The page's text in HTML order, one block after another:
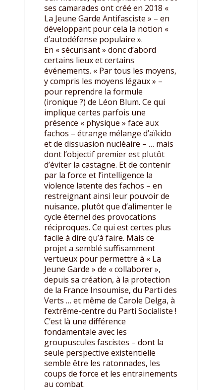
ses camarades ont créé en 2018 «
La Jeune Garde Antifasciste » – en
développant pour cela la notion «
d’autodéfense populaire ».
En « sécurisant » donc d’abord
certains lieux et certains
événements. « Par tous les moyens,
y compris les moyens légaux » –
pour reprendre la formule
(ironique ?) de Léon Blum. Ce qui
implique certes parfois une
présence « physique » face aux
fachos – étrange mélange d’aïkido
et de dissuasion nucléaire – … mais
dont l’objectif premier est plutôt
d’éviter la castagne. Et de contenir
par la force et l’intelligence la
violence latente des fachos – en
restreignant ainsi leur pouvoir de
nuisance, plutôt que d’alimenter le
cycle éternel des provocations
réciproques. Ce qui est certes plus
facile à dire qu’à faire. Mais ce
projet a semblé suffisamment
vertueux pour permettre à « La
Jeune Garde » de « collaborer »,
depuis sa création, à la protection
de la France Insoumise, du Parti des
Verts … et même de Carole Delga, à
l’extrême-centre du Parti Socialiste !
C’est là une différence
fondamentale avec les
groupuscules fascistes – dont la
seule perspective existentielle
semble être les ratonnades, les
coups de force et les entrainements
au combat.